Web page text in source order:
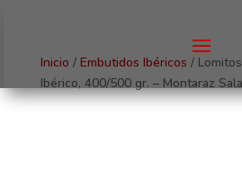
Inicio / Embutidos Ibéricos /
Ibérico, 400/500 gr. – Montaraz